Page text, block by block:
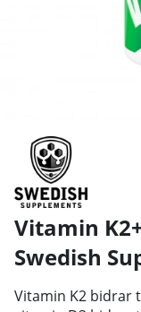
Vitamin
Swedish
Vitamin K2 bidrar